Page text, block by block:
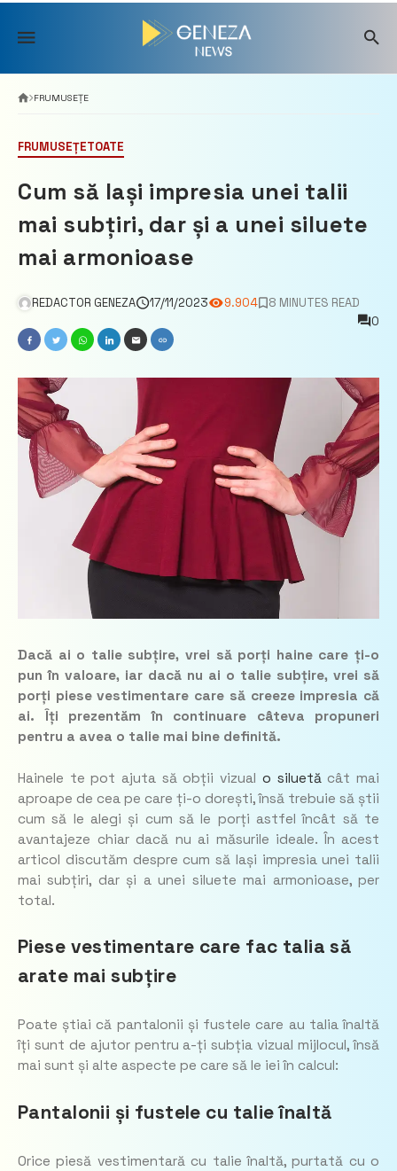
Skip
content
FRUMUSEȚE
FRUMUSEȚETOATE
Cum să lași impresia unei talii
mai subțiri, dar și a unei siluete
mai armonioase
REDACTOR GENEZA 17/11/2023 9.904
8 MINUTES READ
0
Dacă ai o talie subțire, vrei să porți haine care ți-o
pun în valoare, iar dacă nu ai o talie subțire, vrei să
porți piese vestimentare care să creeze impresia că
ai. Îți prezentăm în continuare câteva propuneri
pentru a avea o talie mai bine definită.
Hainele te pot ajuta să obții vizual o siluetăcât mai
aproape de cea pe care ți-o dorești, însă trebuie să știi
cum să le alegi și cum să le porți astfel încât să te
avantajeze chiar dacă nu ai măsurile ideale. În acest
articol discutăm despre cum să lași impresia unei talii
mai subțiri, dar și a unei siluete mai armonioase, per
total.
Piese vestimentare care fac talia să
arate mai subțire
Poate știai că pantalonii și fustele care au talia înaltă
îți sunt de ajutor pentru a-ți subția vizual mijlocul, însă
mai sunt și alte aspecte pe care să le iei în calcul:
Pantalonii și fustele cu talie înaltă
Orice piesă vestimentară cu talie înaltă, purtată cu o